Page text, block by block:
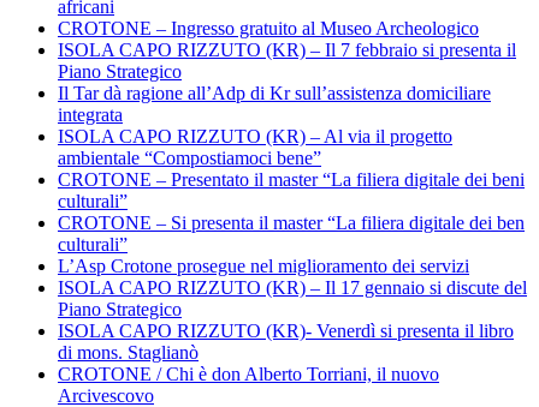
africani
CROTONE – Ingresso gratuito al Museo Archeologico
ISOLA CAPO RIZZUTO (KR) – Il 7 febbraio si presenta il
Piano Strategico
Il Tar dà ragione all’Adp di Kr sull’assistenza domiciliare
integrata
ISOLA CAPO RIZZUTO (KR) – Al via il progetto
ambientale “Compostiamoci bene”
CROTONE – Presentato il master “La filiera digitale dei beni
culturali”
CROTONE – Si presenta il master “La filiera digitale dei ben
culturali”
L’Asp Crotone prosegue nel miglioramento dei servizi
ISOLA CAPO RIZZUTO (KR) – Il 17 gennaio si discute del
Piano Strategico
ISOLA CAPO RIZZUTO (KR)- Venerdì si presenta il libro
di mons. Staglianò
CROTONE / Chi è don Alberto Torriani, il nuovo
Arcivescovo